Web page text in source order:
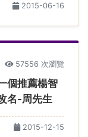
2015-06-16
57556 次瀏覽
個推薦楊智
名-周先生
2015-12-15